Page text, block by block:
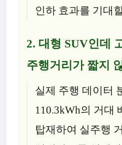
인하 효과를 기대
2. 대형 SUV인데
주행거리가 짧지
실제 주행 데이터
110.3kWh의 거대
탑재하여 실주행